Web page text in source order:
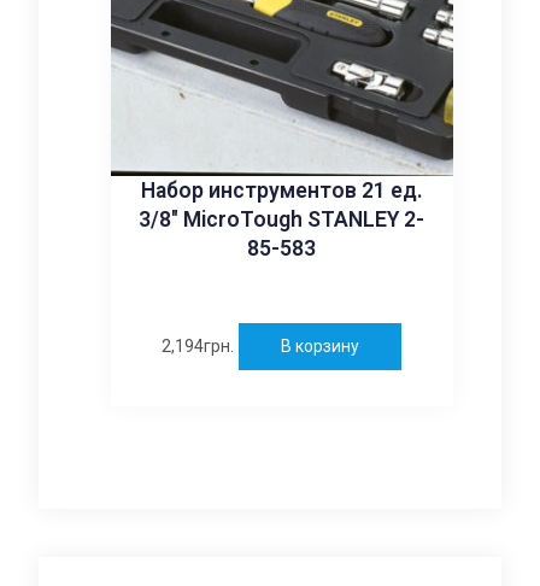
Набор инструментов 21 ед.
3/8″ MicroTough STANLEY 2-
85-583
2,194грн. В корзину